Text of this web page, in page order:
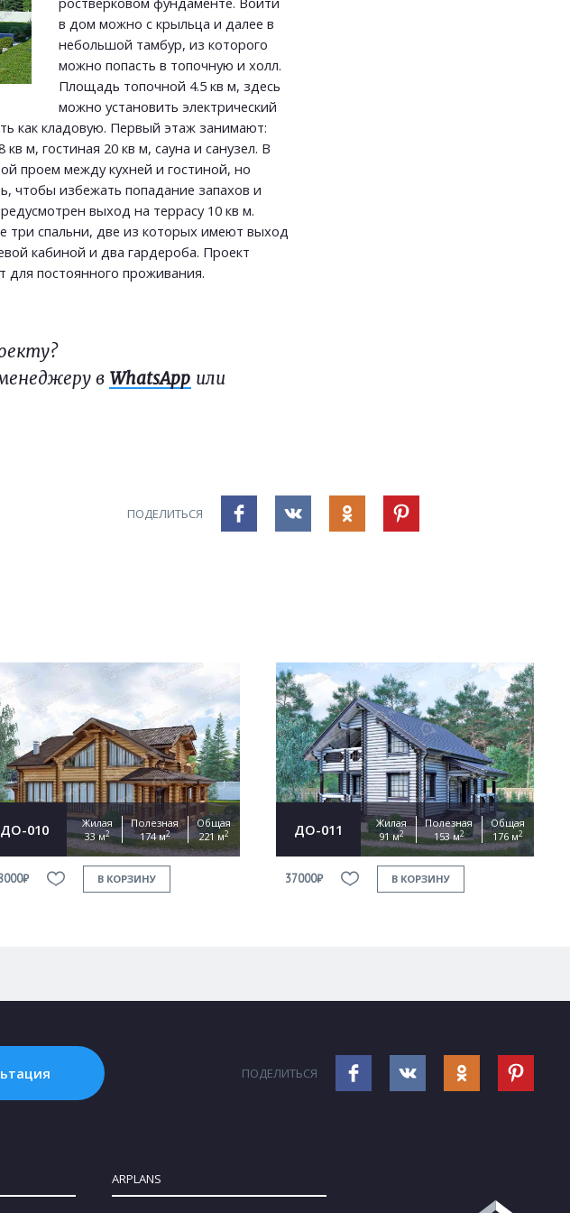
в дом можно с крыльца и далее в
небольшой тамбур, из которого
можно попасть в топочную и холл.
Площадь топочной 4.5 кв м, здесь
можно установить электрический
как кладовую. Первый этаж занимают:
м, гостиная 20 кв м, сауна и санузел. В
проем между кухней и гостиной, но
чтобы избежать попадание запахов и
выход на террасу 10 кв м.
три спальни, две из которых имеют выход
кабиной и два гардероба. Проект
для постоянного проживания.
в WhatsApp или
ПОДЕЛИТЬСЯ
ДО-010
Жилая
33 м2
Полезная
174 м2
Общая
221 м2
В КОРЗИНУ
ДО-011
Жилая
91 м2
Полезная
153 м2
Общая
176 м2
37000₽ В КОРЗИНУ
ПОДЕЛИТЬСЯ
ARPLANS